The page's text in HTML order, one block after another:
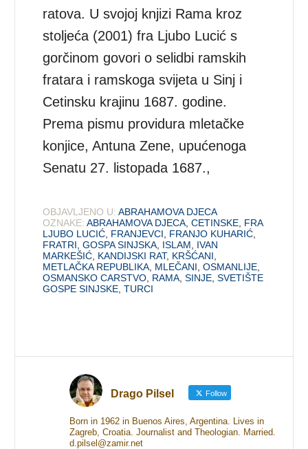
ratova. U svojoj knjizi Rama kroz
stoljeća (2001) fra Ljubo Lucić s
gorčinom govori o selidbi ramskih
fratara i ramskoga svijeta u Sinj i
Cetinsku krajinu 1687. godine.
Prema pismu providura mletačke
konjice, Antuna Zene, upućenoga
Senatu 27. listopada 1687.,
OBJAVLJENO U: ABRAHAMOVA DJECA
OZNAKE: ABRAHAMOVA DJECA ,CETINSKE FRA
LJUBO LUCIĆ FRANJEVCI FRANJO KUHARIĆ
FRATRI ,GOSPA SINJSKA ISLAM
IVAN
MARKEŠIĆ KANDIJSKI RAT, KRŠĆANI
METLAČKA REPUBLIKA MLEČANI ,OSMANLIJE
OSMANSKO CARSTVO RAMA ,SINJE ,SVETIŠTE
GOSPE SINJSKE ,TURCI
Drago Pilsel Follow
Born in 1962 in Buenos Aires, Argentina. Lives in
Zagreb, Croatia. Journalist and Theologian. Married.
d.pilsel@zamir.net